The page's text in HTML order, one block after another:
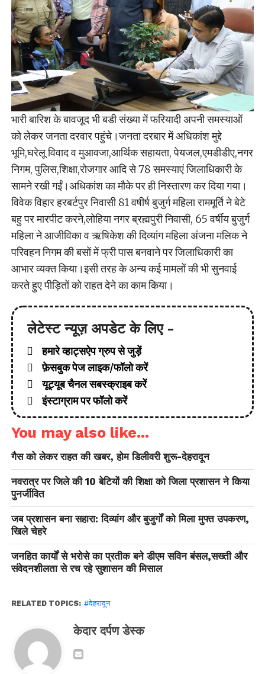
भारी बारिश के बावजूद भी बडी संख्या में फरियादी अपनी समस्याओं
को लेकर जनता दरवार पहुंचे।जनता दरबार में अधिकांश मुद्दे
भूमि,घरेलू विवाद व मुआवजा,आर्थिक सहायता, पेयजल,एमडीडीए,नगर
निगम, पुलिस,शिक्षा,रोजगार आदि से 78 समस्याएं जिलाधिकारी के
सामने रखी गईं।अधिकांश का मौके पर ही निस्तारण कर दिया गया।
विवेक विहार हरबर्टपुर निवासी 81 वषीर्ष बुजुर्ग महिला राममूर्ति ने बेटे
बहु पर मारपीट करने,लोहिया नगर ब्रह्मपुरी निवासी, 65 वर्षीय बुजुर्ग
महिला ने आजीविका व ऋषिकेश की दिव्यांग महिला अंजना मलिक ने
परिवहन निगम की बसों में फ्री पास बनवाने पर जिलाधिकारी का
आभार व्यक्त किया।इसी तरह के अन्य कई मामलों की भी सुनवाई
करते हुए पीड़ितों को राहत देने का काम किया।
लेटेस्ट न्यूज़ अपडेट के लिए -
हमारे व्हाट्सऐप ग्रुप से जुड़ें
फ़ेसबुक पेज लाइक/फॉलो करें
यूट्यूब चैनल सबस्क्राइब करें
इंस्टाग्राम पर फॉलो करें
You may also like...
गैस को लेकर राहत की खबर, होम डिलीवरी शुरू-देहरादून
नवरात्र पर जिले की 10 बेटियों की शिक्षा को जिला प्रशासन ने किया
पुनर्जीवित
जब प्रशासन बना सहारा: दिव्यांग और बुजुर्गों को मिला मुफ्त उपकरण,
खिले चेहरे
जनहित कार्यों से भरोसे का प्रतीक बने डीएम सविन बंसल,सख्ती और
संवेदनशीलता से रच रहे सुशासन की मिसाल
RELATED TOPICS: #देहरादून
केदार दर्पण डेस्क